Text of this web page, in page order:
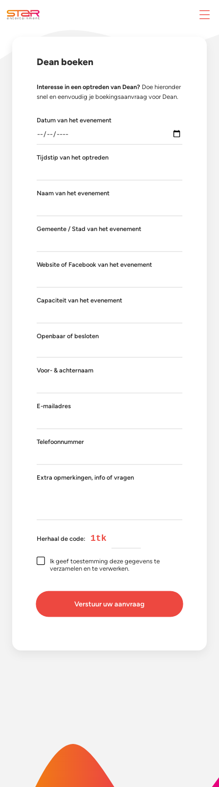
Dean boeken
Interesse in een optreden van Dean? Doe hieronder
snel en eenvoudig je boekingsaanvraag voor Dean.
Datum van het evenement
Tijdstip van het optreden
Naam van het evenement
Gemeente / Stad van het evenement
Website of Facebook van het evenement
Capaciteit van het evenement
Openbaar of besloten
Voor- & achternaam
E-mailadres
Telefoonnummer
Extra opmerkingen, info of vragen
Herhaal de code: 1tk
Ik geef toestemming deze gegevens te
verzamelen en te verwerken.